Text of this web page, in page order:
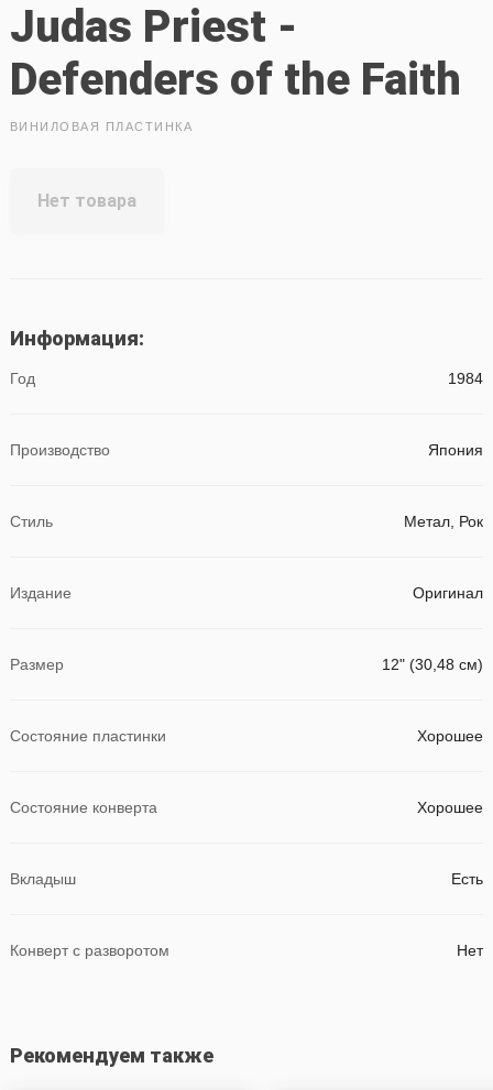
Judas Priest -
Defenders of the Faith
ВИНИЛОВАЯ ПЛАСТИНКА
Нет товара
Информация:
Год 1984
Производство Япония
Стиль Метал, Рок
Издание Оригинал
Размер 12" (30,48 см)
Состояние пластинки Хорошее
Состояние конверта Хорошее
Вкладыш Есть
Конверт с разворотом Нет
Рекомендуем также